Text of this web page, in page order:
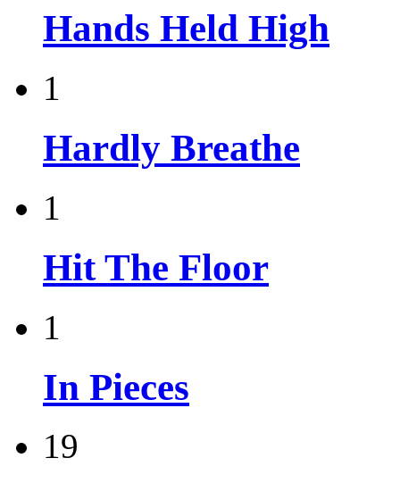
Hands Held High
1
Hardly Breathe
1
Hit The Floor
1
In Pieces
19